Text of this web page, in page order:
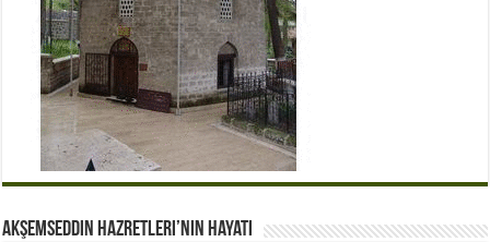
Akşemseddin Hazretleri’nin Hayatı